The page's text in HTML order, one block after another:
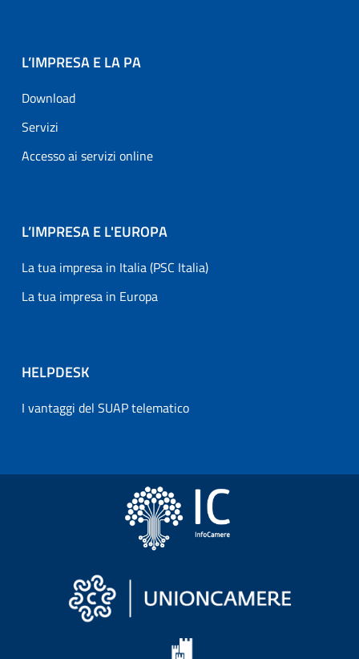
L’IMPRESA E LA PA
Download
Servizi
Accesso ai servizi online
L’IMPRESA E L'EUROPA
La tua impresa in Italia (PSC Italia)
La tua impresa in Europa
HELPDESK
I vantaggi del SUAP telematico